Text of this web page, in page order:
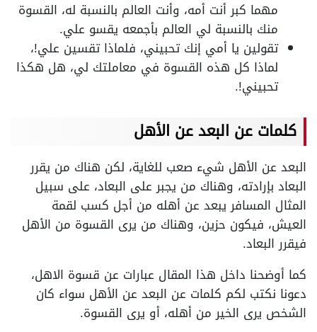
مهما كبر أنت أمه، وأنت العالم بالنسبة له، القسوة
منك بالنسبة لي العالم بأجمعه يقسو علي.
تقولين يا أمي إنك تحبيني، فلماذا تقسين علي!،
لماذا كل هذه القسوة في معاملتك لي، هل هكذا
تحبيني!.
كلمات عن البعد عن الأهل
البعد عن الأهل شيء صعب للغاية، لكن هناك من يقرر
البعاد بإرادته، وهناك من يجبر على البعاد، على سبيل
المثال المسافر يبعد عن أهله من أجل كسب لقمة
العيش، فيكون حزين، وهناك من يرى القسوة من الأهل
فيقرر البعاد.
كما أوضحنا داخل هذا المقال عبارات عن قسوة الاهل،
دعونا نكتب لكم كلمات عن البعد عن الأهل سواء كان
الشخص يرى الخير من أهله، أو يرى القسوة.